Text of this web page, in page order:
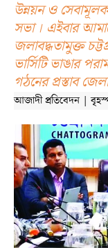
উন্নয়ন ও
সভা । এইবার
জলাবদ্ধতামুক্ত
ভার্সিটি ভাঙার
গঠনের প্রস্তাব
আজাদী প্রতিবেদন |